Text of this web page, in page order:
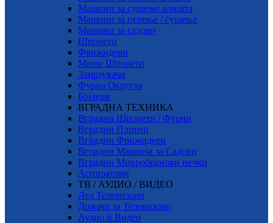
Машини за сушење алишта
Машини за перење / сушење
Машини за садови
Шпорети
Фрижидери
Мини Шпорети
Замрзувачи
Фурна Округла
Бојлери
ВГРАДНА ТЕХНИКА
Вградни Шпорети / Фурни
Вградни Плотни
Вградни Фрижидери
Вградни Машини за Садови
Вградни Микробранови печки
Аспиратори
ТВ / АУДИО / ВИДЕО
Лед Телевизори
Држачи за Телевизори
Аудио и Видео